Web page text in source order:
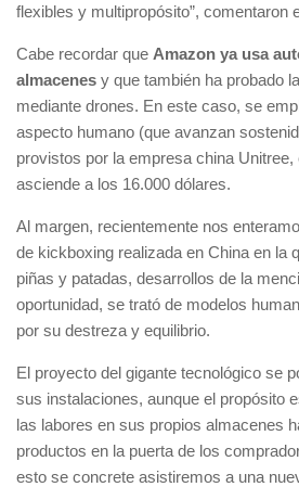
flexibles y multipropósito”, comentaron
Cabe recordar que Amazon ya usa
almacenes y que también ha probado
mediante drones. En este caso, se
aspecto humano (que avanzan
provistos por la empresa china
asciende a los 16.000 dólares.
Al margen, recientemente nos
de kickboxing realizada en China en la
piñas y patadas, desarrollos de la
oportunidad, se trató de modelos
por su destreza y equilibrio.
El proyecto del gigante tecnológico se
sus instalaciones, aunque el propósito
las labores en sus propios almacenes
productos en la puerta de los
esto se concrete asistiremos a una